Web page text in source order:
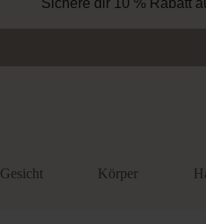
Sichere dir 10 % Rabatt
Gesicht Körper